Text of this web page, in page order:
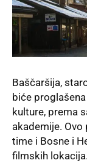
Baščaršija,
biće
kulture, prema
akademije. Ovo
time i Bosne i
filmskih lokacija.